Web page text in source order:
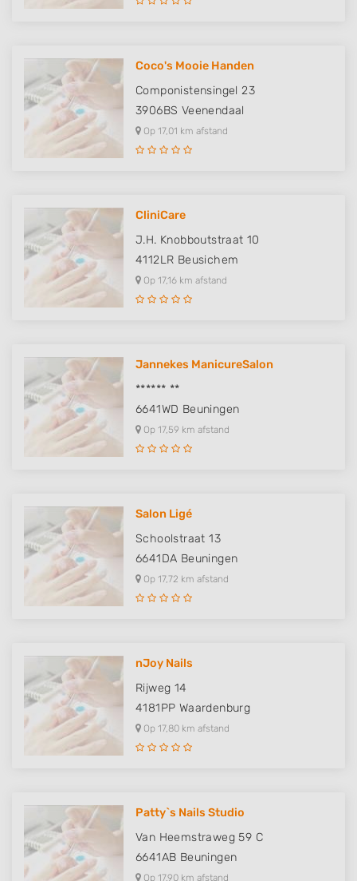
Coco's Mooie Handen
Componistensingel 23
3906BS Veenendaal
Op 17,01 km afstand
CliniCare
J.H. Knobboutstraat 10
4112LR Beusichem
Op 17,16 km afstand
Jannekes ManicureSalon
****** **
6641WD Beuningen
Op 17,59 km afstand
Salon Ligé
Schoolstraat 13
6641DA Beuningen
Op 17,72 km afstand
nJoy Nails
Rijweg 14
4181PP Waardenburg
Op 17,80 km afstand
Patty`s Nails Studio
Van Heemstraweg 59 C
6641AB Beuningen
Op 17,90 km afstand
Measure content performance
or combinations of data from different
sources
Develop and improve services
Use limited data to select content
Identify devices based on information
actively requested
Non-IAB processing purposes:
Necessary
Advertising